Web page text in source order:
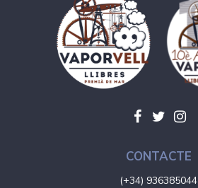
CONTACTE
(+34) 936385044